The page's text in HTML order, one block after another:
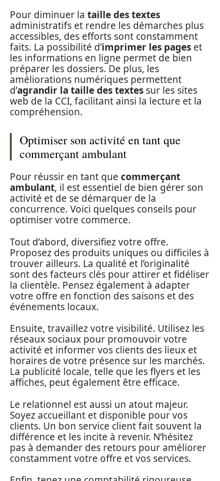
Pour diminuer la taille des textes
administratifs et rendre les démarches plus
accessibles, des efforts sont constamment
faits. La possibilité d’imprimer les pages et
les informations en ligne permet de bien
préparer les dossiers. De plus, les
améliorations numériques permettent
d’agrandir la taille des textes sur les sites
web de la CCI, facilitant ainsi la lecture et la
compréhension.
Optimiser son activité en tant que
commerçant ambulant
Pour réussir en tant que commerçant
ambulant, il est essentiel de bien gérer son
activité et de se démarquer de la
concurrence. Voici quelques conseils pour
optimiser votre commerce.
Tout d’abord, diversifiez votre offre.
Proposez des produits uniques ou difficiles à
trouver ailleurs. La qualité et l’originalité
sont des facteurs clés pour attirer et fidéliser
la clientèle. Pensez également à adapter
votre offre en fonction des saisons et des
événements locaux.
Ensuite, travaillez votre visibilité. Utilisez les
réseaux sociaux pour promouvoir votre
activité et informer vos clients des lieux et
horaires de votre présence sur les marchés.
La publicité locale, telle que les flyers et les
affiches, peut également être efficace.
Le relationnel est aussi un atout majeur.
Soyez accueillant et disponible pour vos
clients. Un bon service client fait souvent la
différence et les incite à revenir. N’hésitez
pas à demander des retours pour améliorer
constamment votre offre et vos services.